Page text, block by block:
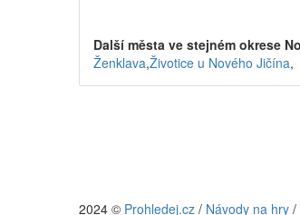
Další města ve stejném okrese
Ženklava,Životice u Nového Jičína,
2024 © Prohledej.cz / Návody na hry /